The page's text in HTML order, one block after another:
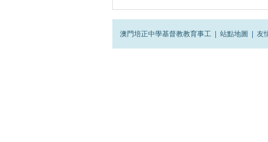
澳門培正中學基督教教育事工 站點地圖 友